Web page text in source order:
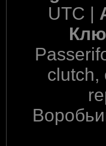
UTC |
clutch,